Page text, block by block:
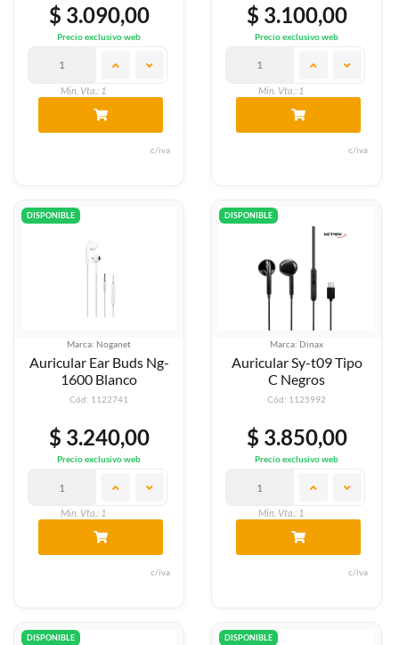
$ 3.090,00
Precio exclusivo web
Min. Vta.: 1
c/iva
$ 3.100,00
Precio exclusivo web
Min. Vta.: 1
c/iva
DISPONIBLE
Marca: Noganet
Auricular Ear Buds Ng-
1600 Blanco
Cód: 1122741
$ 3.240,00
Precio exclusivo web
Min. Vta.: 1
c/iva
DISPONIBLE
Marca: Dinax
Auricular Sy-t09 Tipo
C Negros
Cód: 1125992
$ 3.850,00
Precio exclusivo web
Min. Vta.: 1
c/iva
DISPONIBLE DISPONIBLE